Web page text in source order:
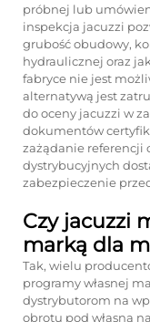
próbnej lub
inspekcja jacuzzi
grubość obudowy,
hydraulicznej oraz
fabryce nie jest
alternatywą jest
do oceny jacuzzi w
dokumentów
zażądanie referencji
dystrybucyjnych
zabezpieczenie
Czy jacuzzi
marką dla
Tak, wielu
programy własnej
dystrybutorom na
obrotu pod własną